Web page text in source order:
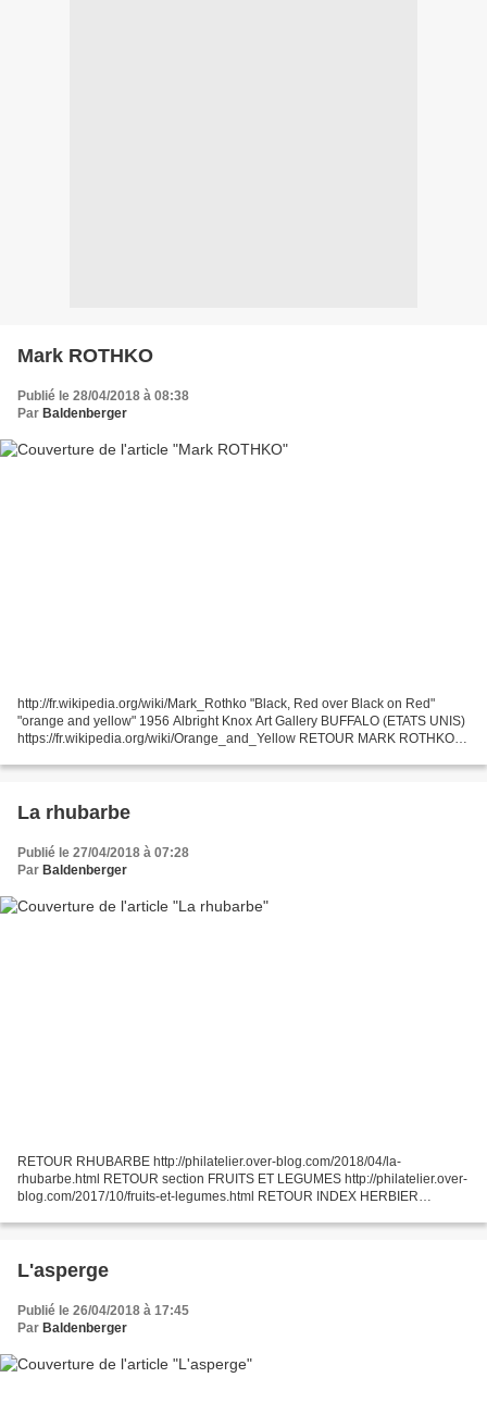
Mark ROTHKO
Publié le 28/04/2018 à 08:38
Par Baldenberger
http://fr.wikipedia.org/wiki/Mark_Rothko "Black, Red over Black on Red"
"orange and yellow" 1956 Albright Knox Art Gallery BUFFALO (ETATS UNIS)
https://fr.wikipedia.org/wiki/Orange_and_Yellow RETOUR MARK ROTHKO
La rhubarbe
Publié le 27/04/2018 à 07:28
Par Baldenberger
RETOUR RHUBARBE http://philatelier.over-blog.com/2018/04/la-
rhubarbe.html RETOUR section FRUITS ET LEGUMES http://philatelier.over-
blog.com/2017/10/fruits-et-legumes.html RETOUR INDEX HERBIER
L'asperge
Publié le 26/04/2018 à 17:45
Par Baldenberger